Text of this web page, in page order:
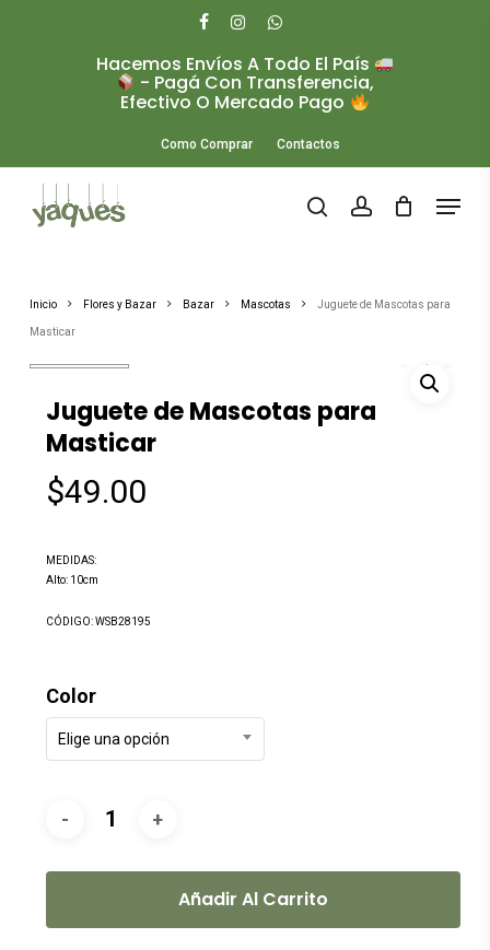
Hacemos Envíos A Todo El País
- Pagá Con Transferencia,
Efectivo O Mercado Pago
Como Comprar Contactos
search account
Menu
Inicio Flores y Bazar Bazar Mascotas Juguete de Mascotas para
Masticar
Juguete de Mascotas para
Masticar
$49.00
MEDIDAS:
Alto: 10cm
CÓDIGO: WSB28195
Color
Elige una opción
Añadir Al Carrito